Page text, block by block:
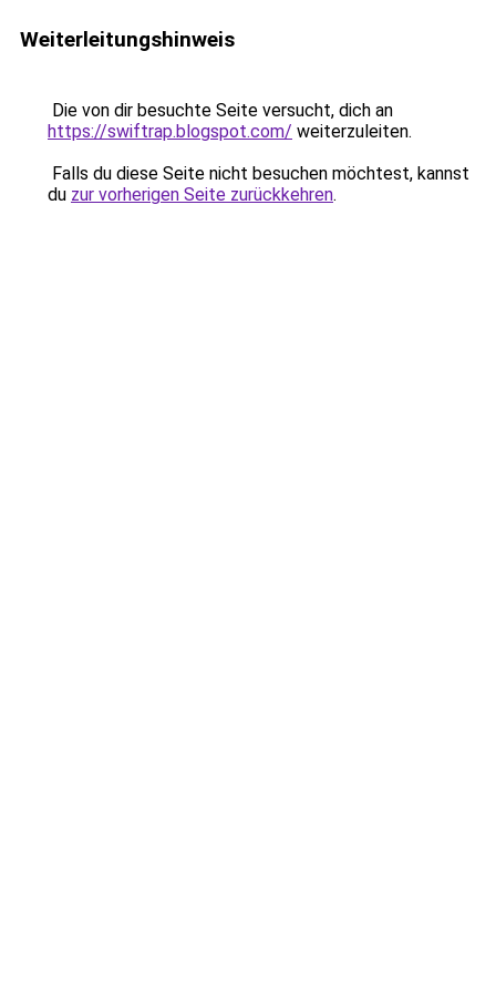
Weiterleitungshinweis
Die von dir besuchte Seite versucht, dich an
https://swiftrap.blogspot.com/ weiterzuleiten.
Falls du diese Seite nicht besuchen möchtest, kannst
du zur vorherigen Seite zurückkehren.